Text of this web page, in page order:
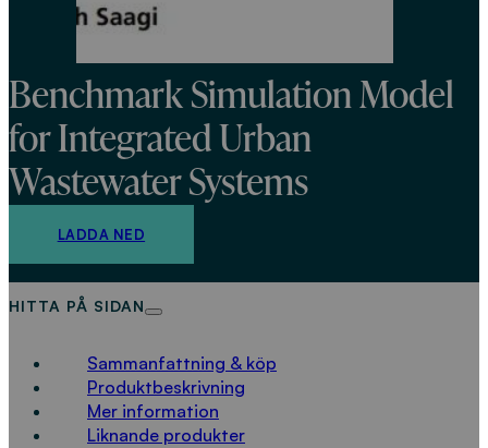
Benchmark Simulation Model
for Integrated Urban
Wastewater Systems
LADDA NED
HITTA PÅ SIDAN
Sammanfattning & köp
Produktbeskrivning
Mer information
Liknande produkter